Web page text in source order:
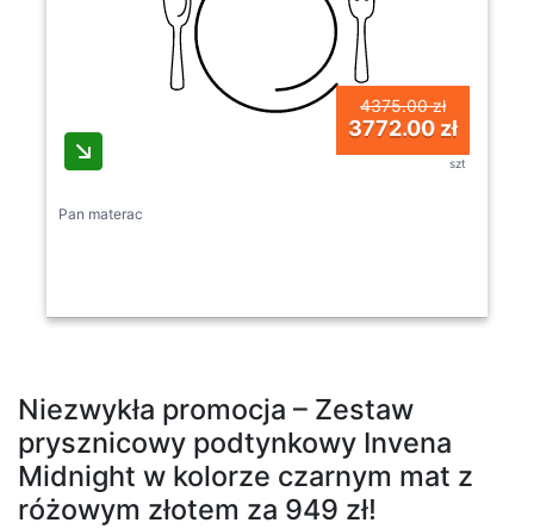
4375.00 zł
3772.00 zł
szt
Pan materac
Niezwykła promocja – Zestaw
prysznicowy podtynkowy Invena
Midnight w kolorze czarnym mat z
różowym złotem za 949 zł!